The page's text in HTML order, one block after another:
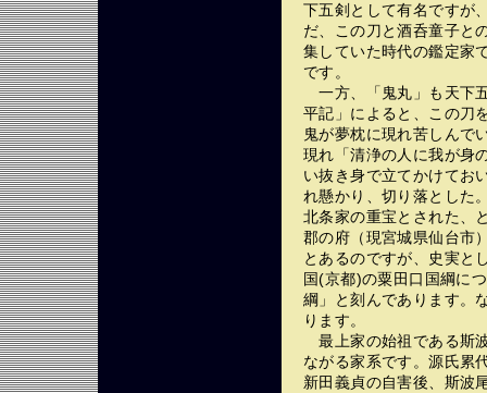
下五剣として有名ですが
だ、この刀と酒呑童子と
集していた時代の鑑定家
です。
一方、「鬼丸」も天下
平記」によると、この刀
鬼が夢枕に現れ苦しんで
現れ「清浄の人に我が身
い抜き身で立てかけてお
れ懸かり、切り落とした
北条家の重宝とされた、
郡の府（現宮城県仙台市
とあるのですが、史実と
国(京都)の粟田口国綱に
綱」と刻んであります。
ります。
最上家の始祖である斯
ながる家系です。源氏累
新田義貞の自害後、斯波